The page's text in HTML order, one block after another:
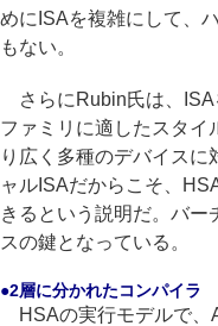
めにISAを複雑にして、
もない。
さらにRubin氏は、ISA
ファミリに適したスタイ
り広く多種のデバイス
ャルISAだからこそ、
きるという説明だ。バ
スの鍵となっている。
●2層に分かれたコンパイラ
HSAの実行モデルで、